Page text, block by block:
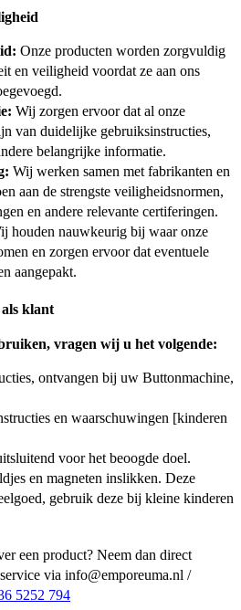
Onze producten worden zorgvuldig
en veiligheid voordat ze aan ons
Wij zorgen ervoor dat al onze
van duidelijke gebruiksinstructies,
belangrijke informatie.
Wij werken samen met fabrikanten en
aan de strengste veiligheidsnormen,
en andere relevante certiferingen.
houden nauwkeurig bij waar onze
en zorgen ervoor dat eventuele
aangepakt.
klant
vragen wij u het volgende:
ontvangen bij uw Buttonmachine,
en waarschuwingen [kinderen
voor het beoogde doel.
en magneten inslikken. Deze
gebruik deze bij kleine kinderen
een product? Neem dan direct
via info@emporeuma.nl /
5252 794